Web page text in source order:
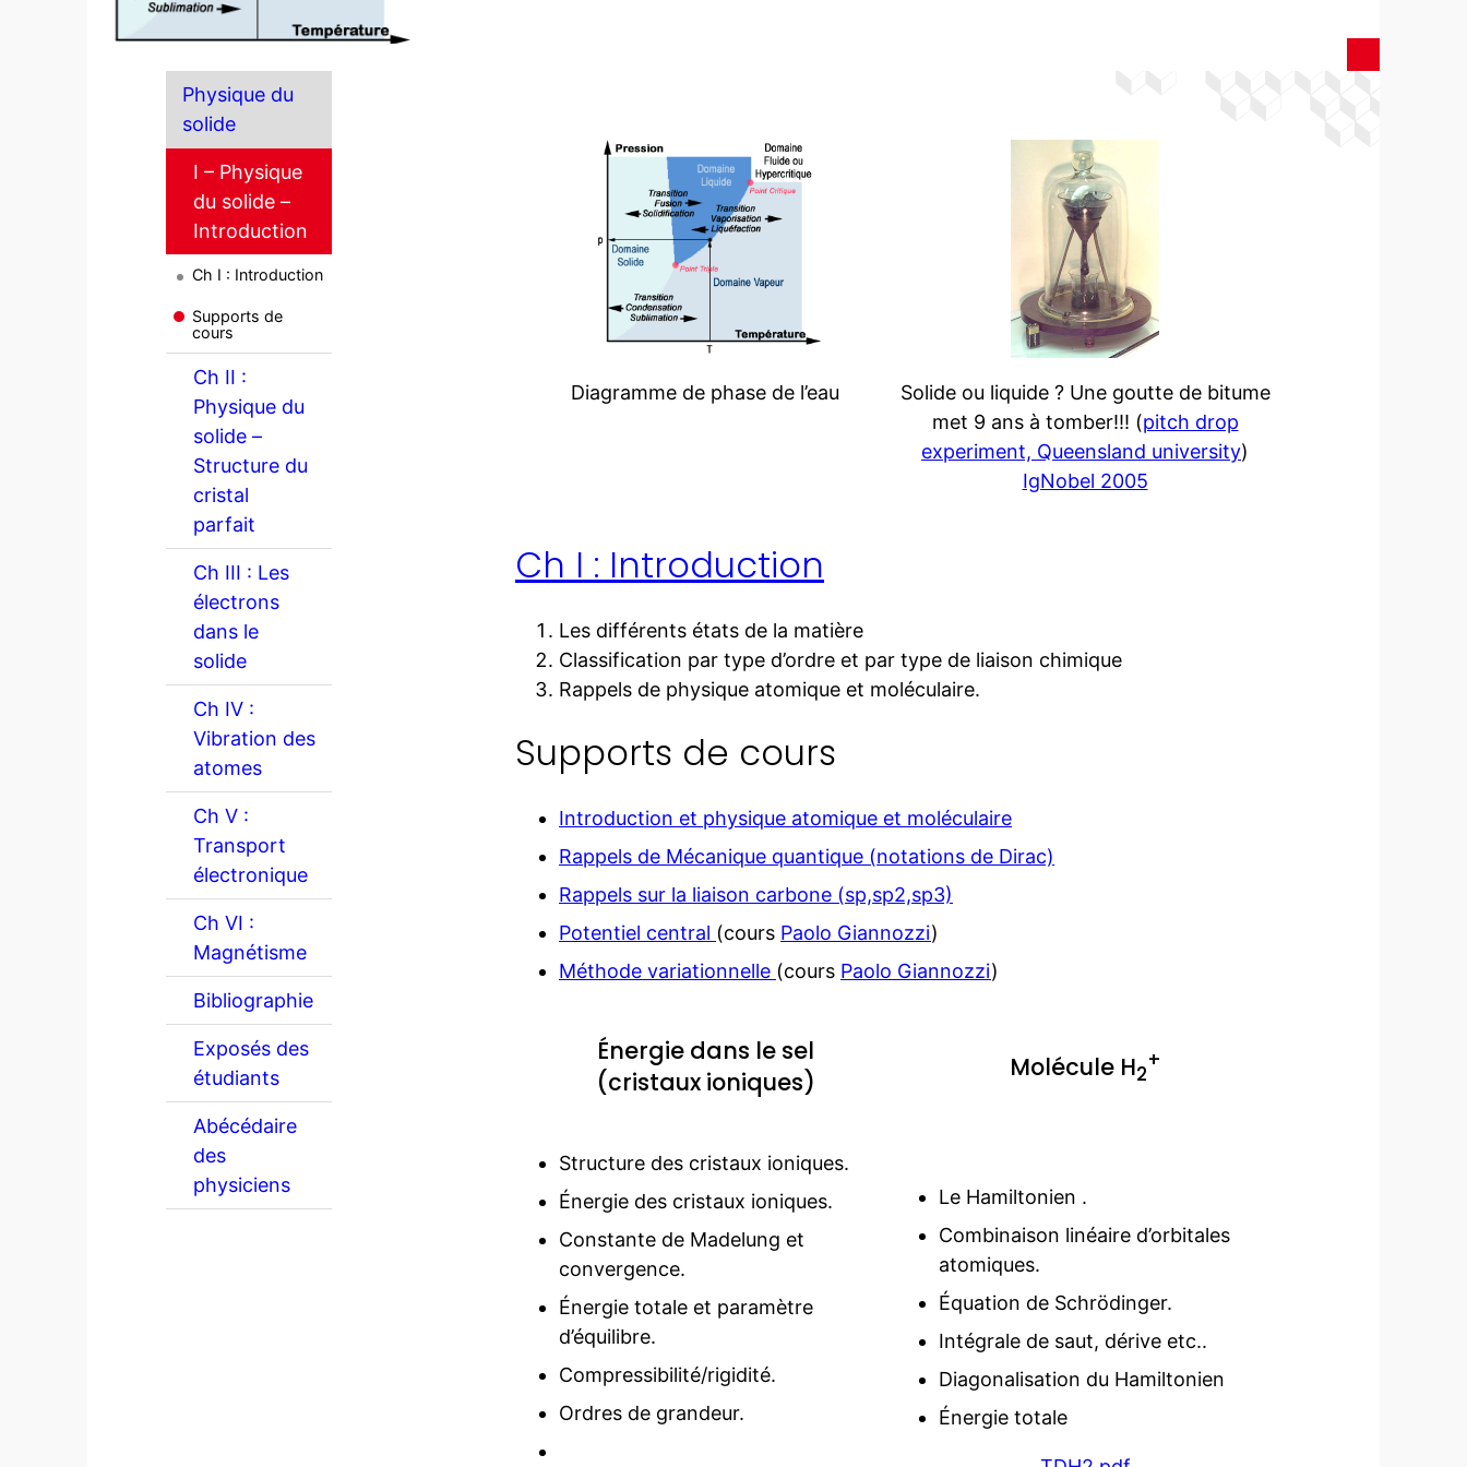
Physique du
solide
I – Physique
du solide –
Introduction
Ch I : Introduction
Supports de
cours
Ch II :
Physique du
solide –
Structure du
cristal
parfait
Ch III : Les
électrons
dans le
solide
Ch IV :
Vibration des
atomes
Ch V :
Transport
électronique
Ch VI :
Magnétisme
Bibliographie
Exposés des
étudiants
Abécédaire
des
physiciens
Diagramme de phase de l’eau
Solide ou liquide ? Une goutte de bitume
met 9 ans à tomber!!! (pitch drop
experiment, Queensland university)
IgNobel 2005
Ch I : Introduction
Les différents états de la matière
Classification par type d’ordre et par type de liaison chimique
Rappels de physique atomique et moléculaire.
Supports de cours
Introduction et physique atomique et moléculaire
Rappels de Mécanique quantique (notations de Dirac)
Rappels sur la liaison carbone (sp,sp2,sp3)
Potentiel central (cours Paolo Giannozzi)
Méthode variationnelle (cours Paolo Giannozzi)
Énergie dans le sel
(cristaux ioniques)
Molécule H2
+
Structure des cristaux ioniques.
Énergie des cristaux ioniques.
Constante de Madelung et
convergence.
Énergie totale et paramètre
d’équilibre.
Compressibilité/rigidité.
Ordres de grandeur.
Le Hamiltonien .
Combinaison linéaire d’orbitales
atomiques.
Équation de Schrödinger.
Intégrale de saut, dérive etc..
Diagonalisation du Hamiltonien
Énergie totale